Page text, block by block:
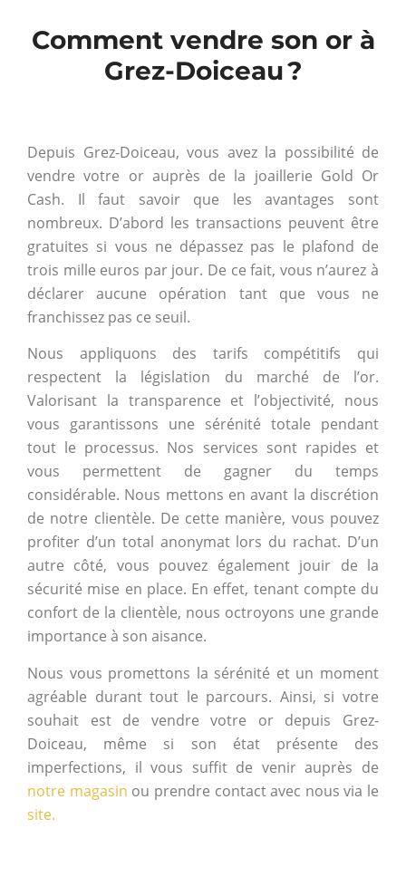
Comment vendre son or à
Grez-Doiceau ?
Depuis Grez-Doiceau, vous avez la possibilité de
vendre votre or auprès de la joaillerie Gold Or
Cash. Il faut savoir que les avantages sont
nombreux. D’abord les transactions peuvent être
gratuites si vous ne dépassez pas le plafond de
trois mille euros par jour. De ce fait, vous n’aurez à
déclarer aucune opération tant que vous ne
franchissez pas ce seuil.
Nous appliquons des tarifs compétitifs qui
respectent la législation du marché de l’or.
Valorisant la transparence et l’objectivité, nous
vous garantissons une sérénité totale pendant
tout le processus. Nos services sont rapides et
vous permettent de gagner du temps
considérable. Nous mettons en avant la discrétion
de notre clientèle. De cette manière, vous pouvez
profiter d’un total anonymat lors du rachat. D’un
autre côté, vous pouvez également jouir de la
sécurité mise en place. En effet, tenant compte du
confort de la clientèle, nous octroyons une grande
importance à son aisance.
Nous vous promettons la sérénité et un moment
agréable durant tout le parcours. Ainsi, si votre
souhait est de vendre votre or depuis Grez-
Doiceau, même si son état présente des
imperfections, il vous suffit de venir auprès de
notre magasin ou prendre contact avec nous via le
site.